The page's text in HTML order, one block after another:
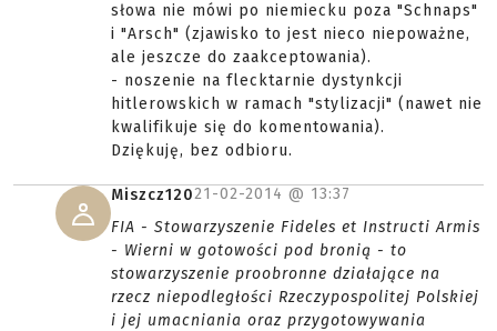
słowa nie mówi po niemiecku poza "Schnaps"
i "Arsch" (zjawisko to jest nieco niepoważne,
ale jeszcze do zaakceptowania).
- noszenie na flecktarnie dystynkcji
hitlerowskich w ramach "stylizacji" (nawet nie
kwalifikuje się do komentowania).
Dziękuję, bez odbioru.
Miszcz12021-02-2014 @ 13:37
FIA - Stowarzyszenie Fideles et Instructi Armis
- Wierni w gotowości pod bronią - to
stowarzyszenie proobronne działające na
rzecz niepodległości Rzeczypospolitej Polskiej
i jej umacniania oraz przygotowywania